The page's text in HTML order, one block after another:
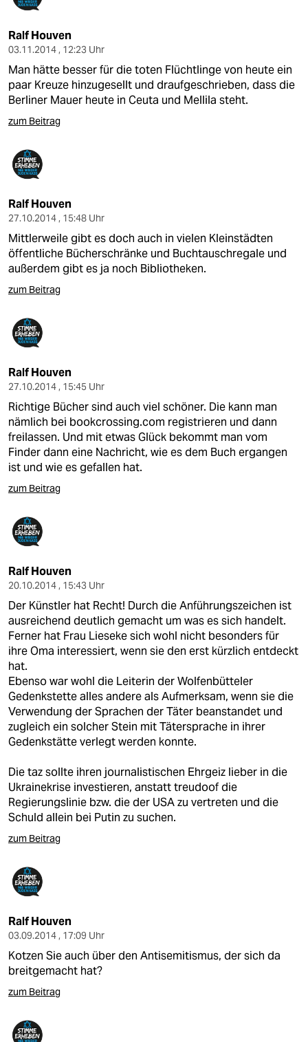
Ralf Houven
03.11.2014 , 12:23 Uhr
Man hätte besser für die toten Flüchtlinge von heute ein
paar Kreuze hinzugesellt und draufgeschrieben, dass die
Berliner Mauer heute in Ceuta und Mellila steht.
zum Beitrag
Ralf Houven
27.10.2014 , 15:48 Uhr
Mittlerweile gibt es doch auch in vielen Kleinstädten
öffentliche Bücherschränke und Buchtauschregale und
außerdem gibt es ja noch Bibliotheken.
zum Beitrag
Ralf Houven
27.10.2014 , 15:45 Uhr
Richtige Bücher sind auch viel schöner. Die kann man
nämlich bei bookcrossing.com registrieren und dann
freilassen. Und mit etwas Glück bekommt man vom
Finder dann eine Nachricht, wie es dem Buch ergangen
ist und wie es gefallen hat.
zum Beitrag
Ralf Houven
20.10.2014 , 15:43 Uhr
Der Künstler hat Recht! Durch die Anführungszeichen ist
ausreichend deutlich gemacht um was es sich handelt.
Ferner hat Frau Lieseke sich wohl nicht besonders für
ihre Oma interessiert, wenn sie den erst kürzlich entdeckt
hat.
Ebenso war wohl die Leiterin der Wolfenbütteler
Gedenkstette alles andere als Aufmerksam, wenn sie die
Verwendung der Sprachen der Täter beanstandet und
zugleich ein solcher Stein mit Tätersprache in ihrer
Gedenkstätte verlegt werden konnte.
Die taz sollte ihren journalistischen Ehrgeiz lieber in die
Ukrainekrise investieren, anstatt treudoof die
Regierungslinie bzw. die der USA zu vertreten und die
Schuld allein bei Putin zu suchen.
zum Beitrag
Ralf Houven
03.09.2014 , 17:09 Uhr
Kotzen Sie auch über den Antisemitismus, der sich da
breitgemacht hat?
zum Beitrag